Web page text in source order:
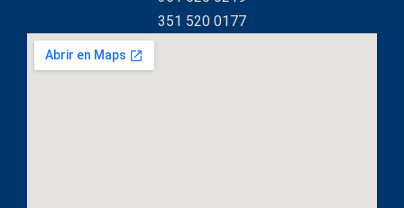
351 520 0177